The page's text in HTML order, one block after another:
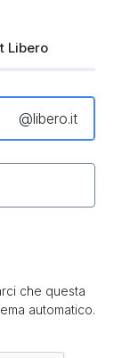
Libero
@libero.it
che questa
automatico.